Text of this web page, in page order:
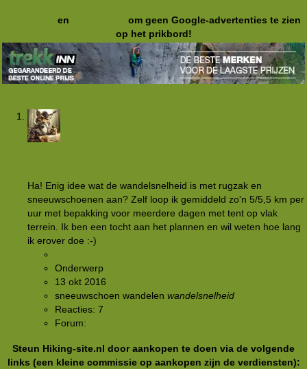
en
om geen Google-advertenties te zien
op het prikbord!
Ha! Enig idee wat de wandelsnelheid is met rugzak en
sneeuwschoenen aan? Zelf loop ik gemiddeld zo'n 5/5,5 km per
uur met bepakking voor meerdere dagen met tent op vlak
terrein. Ik ben een tocht aan het plannen en wil weten hoe lang
ik erover doe :-)
Onderwerp
13 okt 2016
sneeuwschoen wandelen wandelsnelheid
Reacties: 7
Forum:
Steun Hiking-site.nl door aankopen te doen via de volgende
links (een kleine commissie op aankopen zijn de verdiensten):